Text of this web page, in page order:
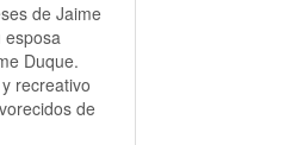
de Jaime
esposa
Duque.
recreativo
de